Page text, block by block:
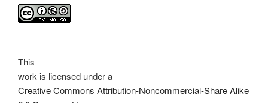
This
work is licensed under a
Creative Commons Attribution-Noncommercial-Share Alike